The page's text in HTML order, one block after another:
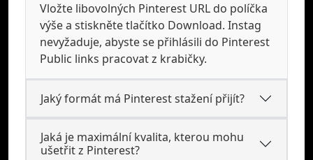
Vložte libovolných Pinterest URL do políčka
výše a stiskněte tlačítko Download. Instag
nevyžaduje, abyste se přihlásili do Pinterest
Public links pracovat z krabičky.
Jaký formát má Pinterest stažení přijít?
Jaká je maximální kvalita, kterou mohu
ušetřit z Pinterest?